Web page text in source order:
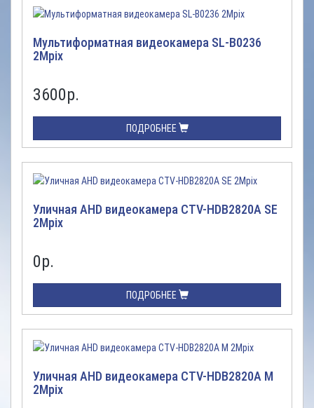
Мультиформатная видеокамера SL-B0236
2Mpix
3600р.
ПОДРОБНЕЕ
Уличная AHD видеокамера CTV-HDB2820A SE
2Mpix
0р.
ПОДРОБНЕЕ
Уличная AHD видеокамера CTV-HDB2820A M
2Mpix